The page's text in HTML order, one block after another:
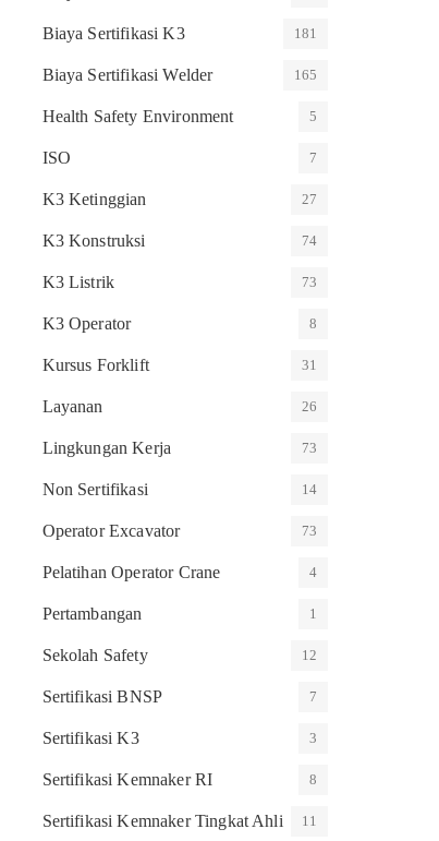
Biaya Sertifikasi K3 181
Biaya Sertifikasi Welder 165
Health Safety Environment 5
ISO 7
K3 Ketinggian 27
K3 Konstruksi 74
K3 Listrik 73
K3 Operator 8
Kursus Forklift 31
Layanan 26
Lingkungan Kerja 73
Non Sertifikasi 14
Operator Excavator 73
Pelatihan Operator Crane 4
Pertambangan 1
Sekolah Safety 12
Sertifikasi BNSP 7
Sertifikasi K3 3
Sertifikasi Kemnaker RI 8
Sertifikasi Kemnaker Tingkat Ahli 11